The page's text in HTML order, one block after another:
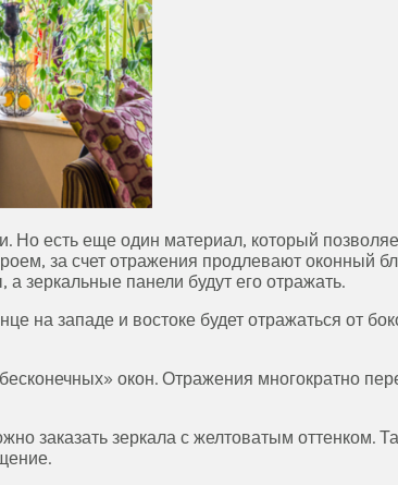
Но есть еще один материал, который
за счет отражения продлевают оконный
зеркальные панели будут его отражать.
на западе и востоке будет отражаться от
окон. Отражения многократно
заказать зеркала с желтоватым оттенком.